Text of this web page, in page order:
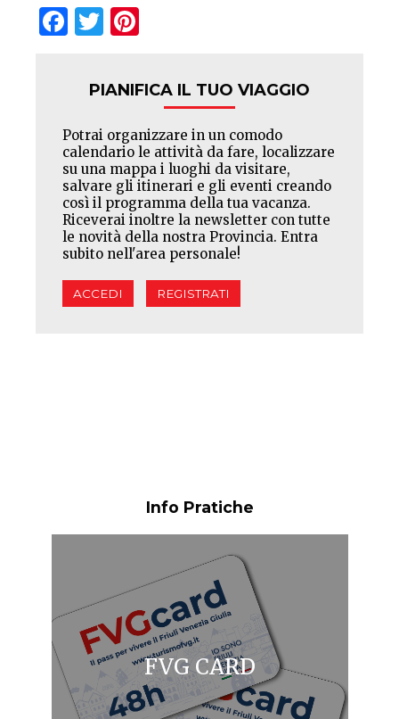
Facebook
Twitter
PIANIFICA IL TUO VIAGGIO
Potrai organizzare in un comodo
calendario le attività da fare, localizzare
su una mappa i luoghi da visitare,
salvare gli itinerari e gli eventi creando
così il programma della tua vacanza.
Riceverai inoltre la newsletter con tutte
le novità della nostra Provincia. Entra
subito nell'area personale!
ACCEDI REGISTRATI
Info Pratiche
FVG CARD